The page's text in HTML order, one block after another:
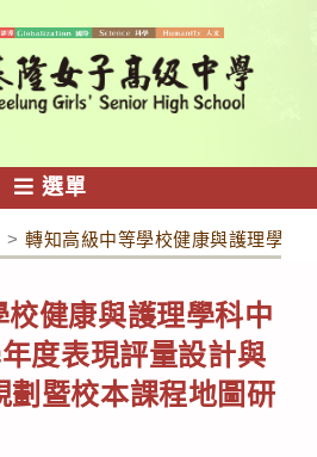
選單
> 轉知高級中等學校健康與護理學科
校健康與護理學科中
度表現評量設計與
劃暨校本課程地圖研